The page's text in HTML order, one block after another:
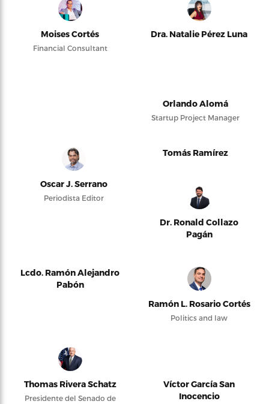
Moises Cortés
Financial Consultant
Dra. Natalie Pérez Luna
Orlando Alomá
Startup Project Manager
Oscar J. Serrano
Periodista Editor
Tomás Ramírez
Dr. Ronald Collazo
Pagán
Lcdo. Ramón Alejandro
Pabón
Ramón L. Rosario Cortés
Politics and law
Thomas Rivera Schatz
Presidente del Senado de
Víctor García San
Inocencio